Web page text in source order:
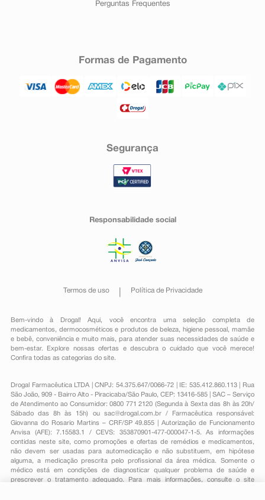
Perguntas Frequentes
Formas de Pagamento
Segurança
Responsabilidade social
Termos de uso Política de Privacidade
Bem-vindo à Drogal! Aqui, você encontra uma seleção completa de
medicamentos , dermocosméticos e produtos de beleza, higiene pessoal ,mamãe
e bebê, conveniênciae muito mais, para atender suas necessidades de saúde e
bem-estar. Explore nossas ofertas e descubra o cuidado que você merece!
Confira todas as categorias do site.
Drogal Farmacêutica LTDA | CNPJ: 54.375.647/0066-72 | IE: 535.412.860.113 | Rua
São João, 909 - Bairro Alto - Piracicaba/São Paulo, CEP: 13416-585 | SAC – Serviço
de Atendimento ao Consumidor: 0800 771 2120 (Segunda à Sexta das 8h às 20h/
Sábado das 8h às 15h) ou sac@drogal.com.br/ Farmacêutica responsável:
Giovanna do Rosario Martins – CRF/SP 49.855 | Autorização de Funcionamento
Anvisa (AFE): 7.15583.1 / CEVS: 353870901-477-000047-1-5. As informações
contidas neste site, como promoções e ofertas de remédios e medicamentos,
não devem ser usadas para automedicação e não substituem, em hipótese
alguma, a medicação prescrita pelo profissional da área médica. Somente o
médico está em condições de diagnosticar qualquer problema de saúde e
prescrever o tratamento adequado. Para mais informações, consulte o site